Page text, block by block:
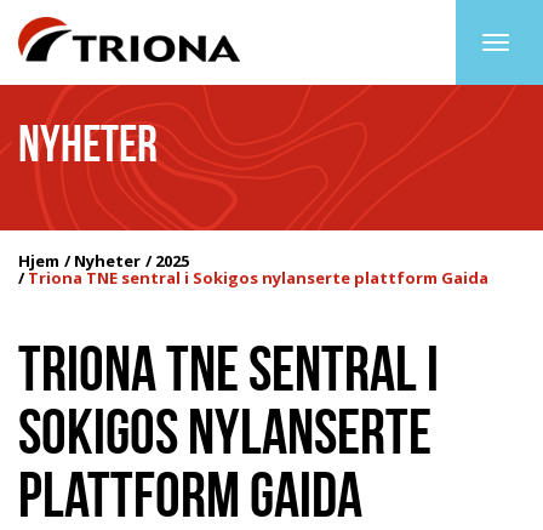
NYHETER
Hjem Nyheter 2025
Triona TNE sentral i Sokigos nylanserte plattform Gaida
TRIONA TNE SENTRAL I
SOKIGOS NYLANSERTE
PLATTFORM GAIDA